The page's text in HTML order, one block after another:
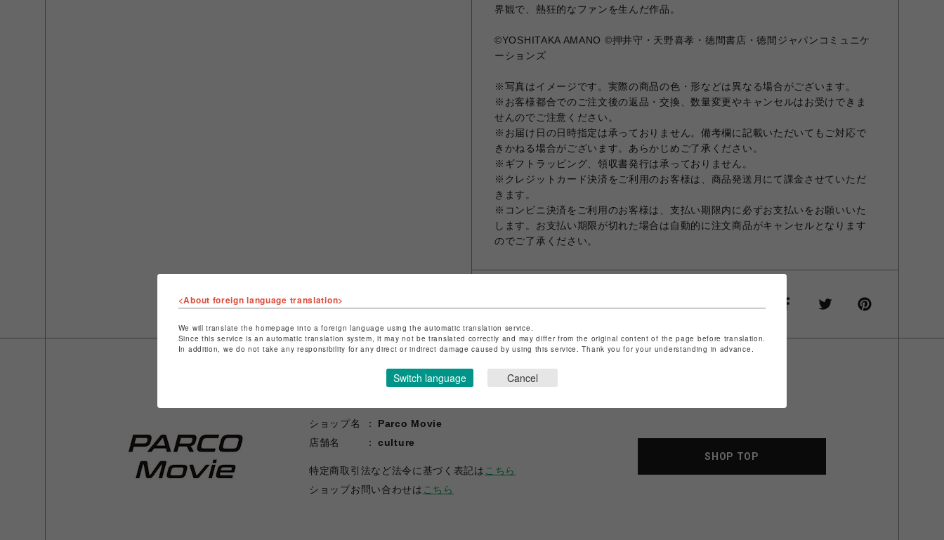
界観で、熱狂的なファンを生んだ作品。
©YOSHITAKA AMANO ©押井守・天野喜孝・徳間書店・徳間ジャパンコミュニケ
ーションズ
※写真はイメージです。実際の商品の色・形などは異なる場合がございます。
※お客様都合でのご注文後の返品・交換、数量変更やキャンセルはお受けできま
せんのでご注意ください。
※お届け日の日時指定は承っておりません。備考欄に記載いただいてもご対応で
きかねる場合がございます。あらかじめご了承ください。
※ギフトラッピング、領収書発行は承っておりません。
※クレジットカード決済をご利用のお客様は、商品発送月にて課金させていただ
きます。
※コンビニ決済をご利用のお客様は、支払い期限内に必ずお支払いをお願いいた
します。お支払い期限が切れた場合は自動的に注文商品がキャンセルとなります
のでご了承ください。
ショップ名
Parco Movie
店舗名
culture
特定商取引法など法令に基づく表記は こちら
ショップお問い合わせは こちら
SHOP TOP
<About foreign language translation>
We will translate the homepage into a foreign language using the automatic translation service.
Since this service is an automatic translation system, it may not be translated correctly and may differ from the original content of the page before translation.
In addition, we do not take any responsibility for any direct or indirect damage caused by using this service. Thank you for your understanding in advance.
Switch language Cancel